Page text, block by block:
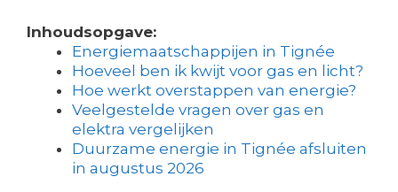
Inhoudsopgave:
Energiemaatschappijen in Tignée
Hoeveel ben ik kwijt voor gas en licht?
Hoe werkt overstappen van energie?
Veelgestelde vragen over gas en
elektra vergelijken
Duurzame energie in Tignée afsluiten
in augustus 2026